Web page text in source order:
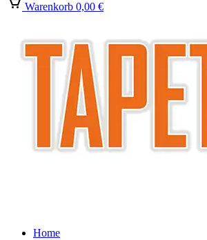
Warenkorb 0,00 €
Home